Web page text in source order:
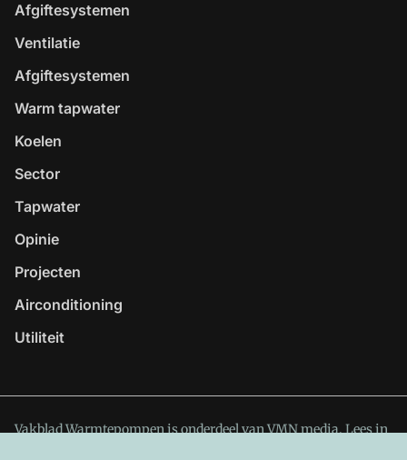
Afgiftesystemen
Ventilatie
Afgiftesystemen
Warm tapwater
Koelen
Sector
Tapwater
Opinie
Projecten
Airconditioning
Utiliteit
Vakblad Warmtepompen is onderdeel van VMN media. Lees in